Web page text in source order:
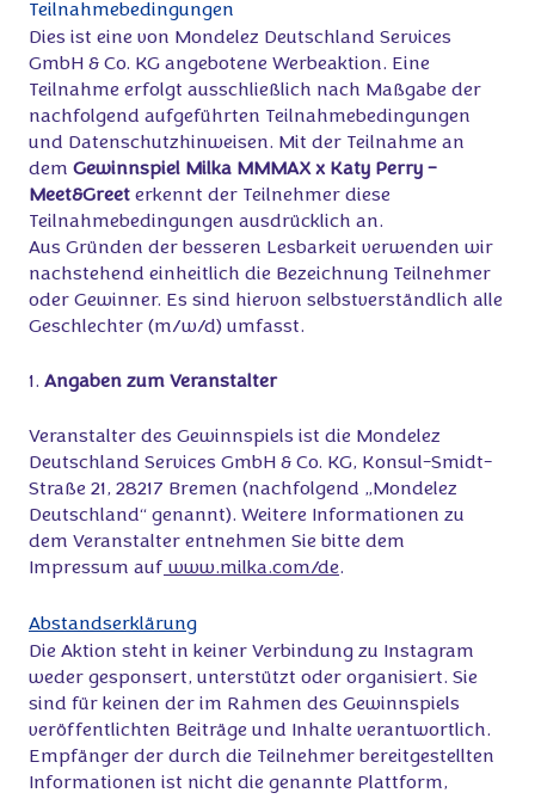
Teilnahmebedingungen
Dies ist eine von Mondelez Deutschland Services
GmbH & Co. KG angebotene Werbeaktion. Eine
Teilnahme erfolgt ausschließlich nach Maßgabe der
nachfolgend aufgeführten Teilnahmebedingungen
und Datenschutzhinweisen. Mit der Teilnahme an
dem Gewinnspiel Milka MMMAX x Katy Perry –
Meet&Greet erkennt der Teilnehmer diese
Teilnahmebedingungen ausdrücklich an.
Aus Gründen der besseren Lesbarkeit verwenden wir
nachstehend einheitlich die Bezeichnung Teilnehmer
oder Gewinner. Es sind hiervon selbstverständlich alle
Geschlechter (m/w/d) umfasst.
1. Angaben zum Veranstalter
Veranstalter des Gewinnspiels ist die Mondelez
Deutschland Services GmbH & Co. KG, Konsul-Smidt-
Straße 21, 28217 Bremen (nachfolgend „Mondelez
Deutschland“ genannt). Weitere Informationen zu
dem Veranstalter entnehmen Sie bitte dem
Impressum auf www.milka.com/de.
Abstandserklärung
Die Aktion steht in keiner Verbindung zu Instagram
weder gesponsert, unterstützt oder organisiert. Sie
sind für keinen der im Rahmen des Gewinnspiels
veröffentlichten Beiträge und Inhalte verantwortlich.
Empfänger der durch die Teilnehmer bereitgestellten
Informationen ist nicht die genannte Plattform,